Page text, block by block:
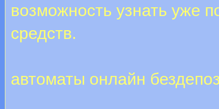
возможность узнать уже
средств.
автоматы онлайн